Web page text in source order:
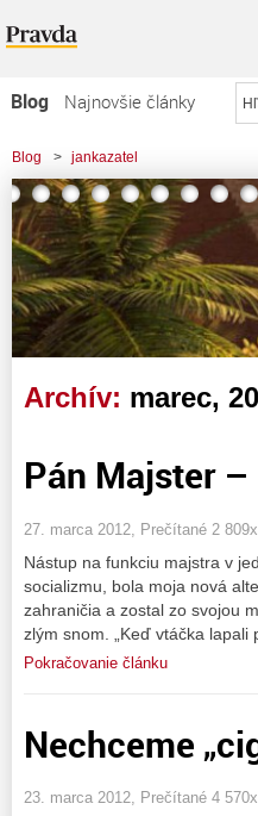
Blog
Najnovšie články
Najčítanejšie články
Najkomentovanejšie články
Zoznam blogov
Komerčné blogy
Blog > jankazatel
Archív: marec,
Pán Majster –
27. marca 2012, Prečítané 2 809x,
Nástup na funkciu majstra v
socializmu, bola moja nová
zahraničia a zostal zo svojou
zlým snom. „Keď vtáčka
Pokračovanie článku
Nechceme
23. marca 2012, Prečítané 4